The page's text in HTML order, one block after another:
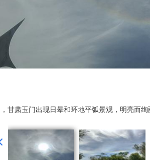
甘肃玉门出现日晕和环地平弧景观，明亮而